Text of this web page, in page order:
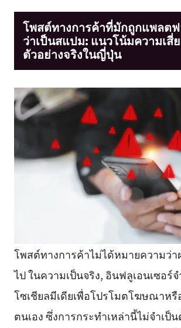
โพสต์ทางการค้าที่มักถูกแพลต
ว่าเป็นสแปม: แนวโน้มความเสี่
ตัวอย่างจริงในญี่ปุ่น
โพสต์ทางการค้าไม่ได้หมายความว่า
ไป ในความเป็นจริง, อินฟลูเอนเซอร์
โซเชียลมีเดียเพื่อโปรโมตโฆษณาหรื
ตนเอง ซึ่งการกระทำเหล่านี้ไม่จำเป็